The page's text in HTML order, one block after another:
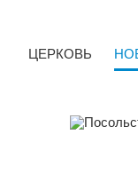
ЦЕРКОВЬ